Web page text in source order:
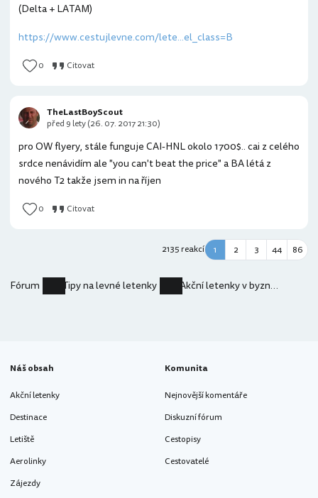
(Delta + LATAM)
https://www.cestujlevne.com/lete...el_class=B
0 Citovat
pro OW flyery, stále funguje CAI-HNL okolo 1700$.. cai z celého
srdce nenávidím ale "you can't beat the price" a BA létá z
nového T2 takže jsem in na říjen
0 Citovat
TheLastBoyScout
před 9 lety (26. 07. 2017 21:30)
2135 reakcí 1 2 3 44 86
Fórum Tipy na levné letenky Akční letenky v byznys třídě
Náš obsah
Akční letenky
Destinace
Letiště
Aerolinky
Zájezdy
Komunita
Nejnovější komentáře
Diskuzní fórum
Cestopisy
Cestovatelé